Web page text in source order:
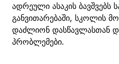
ადრეული ასაკის ბავშვებს
განვითარებაში, სკოლის
დაძლიონ დასწავლასთან
პრობლემები.